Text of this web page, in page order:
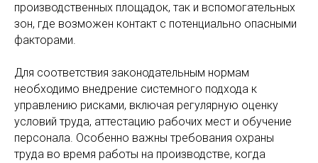
производственных площадок, так и вспомогательных
зон, где возможен контакт с потенциально опасными
факторами.
Для соответствия законодательным нормам
необходимо внедрение системного подхода к
управлению рисками, включая регулярную оценку
условий труда, аттестацию рабочих мест и обучение
персонала. Особенно важны требования охраны
труда во время работы на производстве, когда